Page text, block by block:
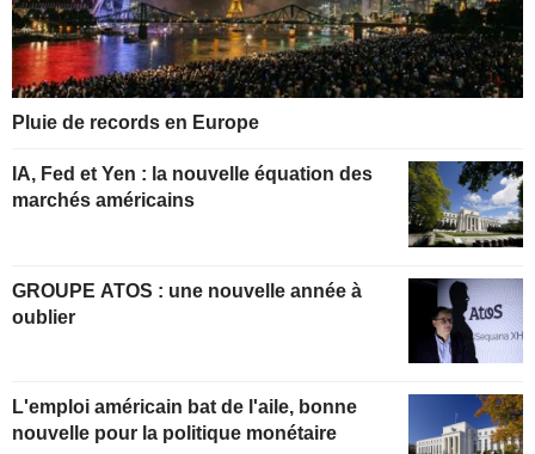
Pluie de records en Europe
IA, Fed et Yen : la nouvelle équation des
marchés américains
GROUPE ATOS : une nouvelle année à
oublier
L'emploi américain bat de l'aile, bonne
nouvelle pour la politique monétaire